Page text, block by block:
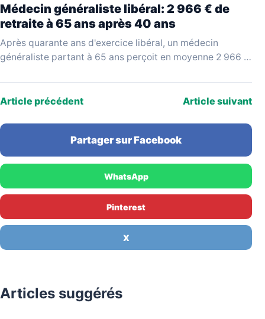
Médecin généraliste libéral: 2 966 € de
retraite à 65 ans après 40 ans
Après quarante ans d'exercice libéral, un médecin
généraliste partant à 65 ans perçoit en moyenne 2 966 €
Article précédent Article suivant
Partager sur Facebook
WhatsApp
Pinterest
X
Articles suggérés